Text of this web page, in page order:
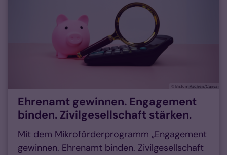
© Bistum Aachen/Canva
Ehrenamt gewinnen. Engagement
binden. Zivilgesellschaft stärken.
Mit dem Mikroförderprogramm „Engagement
gewinnen. Ehrenamt binden. Zivilgesellschaft